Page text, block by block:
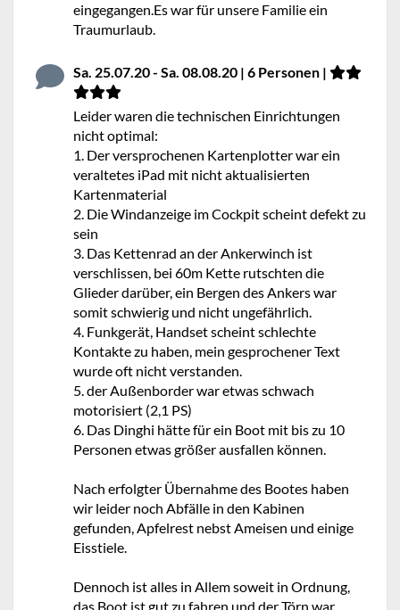
eingegangen.Es war für unsere Familie ein
Traumurlaub.
Sa. 25.07.20 - Sa. 08.08.20 | 6 Personen |
Leider waren die technischen Einrichtungen
nicht optimal:
1. Der versprochenen Kartenplotter war ein
veraltetes iPad mit nicht aktualisierten
Kartenmaterial
2. Die Windanzeige im Cockpit scheint defekt zu
sein
3. Das Kettenrad an der Ankerwinch ist
verschlissen, bei 60m Kette rutschten die
Glieder darüber, ein Bergen des Ankers war
somit schwierig und nicht ungefährlich.
4. Funkgerät, Handset scheint schlechte
Kontakte zu haben, mein gesprochener Text
wurde oft nicht verstanden.
5. der Außenborder war etwas schwach
motorisiert (2,1 PS)
6. Das Dinghi hätte für ein Boot mit bis zu 10
Personen etwas größer ausfallen können.
Nach erfolgter Übernahme des Bootes haben
wir leider noch Abfälle in den Kabinen
gefunden, Apfelrest nebst Ameisen und einige
Eisstiele.
Dennoch ist alles in Allem soweit in Ordnung,
das Boot ist gut zu fahren und der Törn war